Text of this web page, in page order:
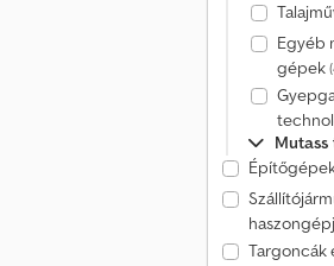
Egyéb
gépek
Targoncák